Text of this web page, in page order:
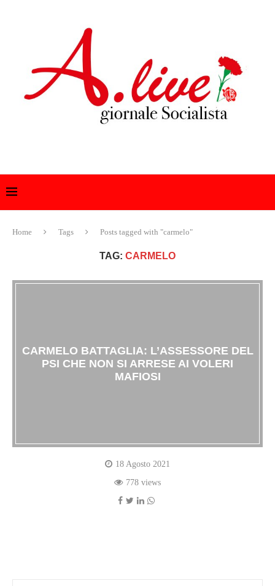
Home Tags Posts tagged with "carmelo"
TAG: CARMELO
CARMELO BATTAGLIA: L’ASSESSORE DEL
PSI CHE NON SI ARRESE AI VOLERI
MAFIOSI
18 Agosto 2021
778 views